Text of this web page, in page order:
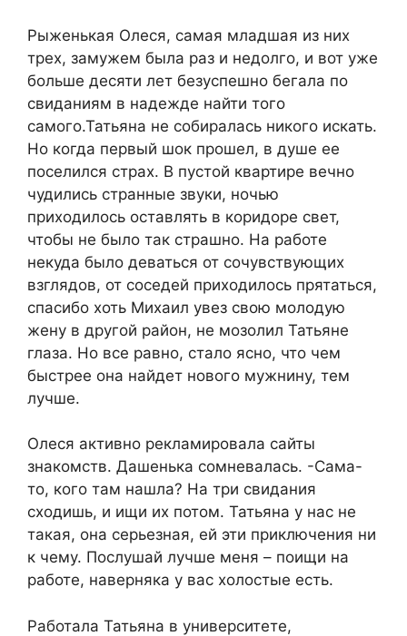
Рыженькая Олеся, самая младшая из них
трех, замужем была раз и недолго, и вот уже
больше десяти лет безуспешно бегала по
свиданиям в надежде найти того
самого.Татьяна не собиралась никого искать.
Но когда первый шок прошел, в душе ее
поселился страх. В пустой квартире вечно
чудились странные звуки, ночью
приходилось оставлять в коридоре свет,
чтобы не было так страшно. На работе
некуда было деваться от сочувствующих
взглядов, от соседей приходилось прятаться,
спасибо хоть Михаил увез свою молодую
жену в другой район, не мозолил Татьяне
глаза. Но все равно, стало ясно, что чем
быстрее она найдет нового мужнину, тем
лучше.
Олеся активно рекламировала сайты
знакомств. Дашенька сомневалась. -Сама-
то, кого там нашла? На три свидания
сходишь, и ищи их потом. Татьяна у нас не
такая, она серьезная, ей эти приключения ни
к чему. Послушай лучше меня – поищи на
работе, наверняка у вас холостые есть.
Работала Татьяна в университете,